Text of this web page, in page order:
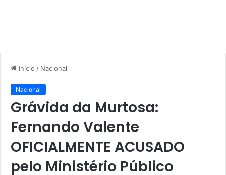
Início / Nacional
Nacional
Grávida da Murtosa:
Fernando Valente
OFICIALMENTE ACUSADO
pelo Ministério Público